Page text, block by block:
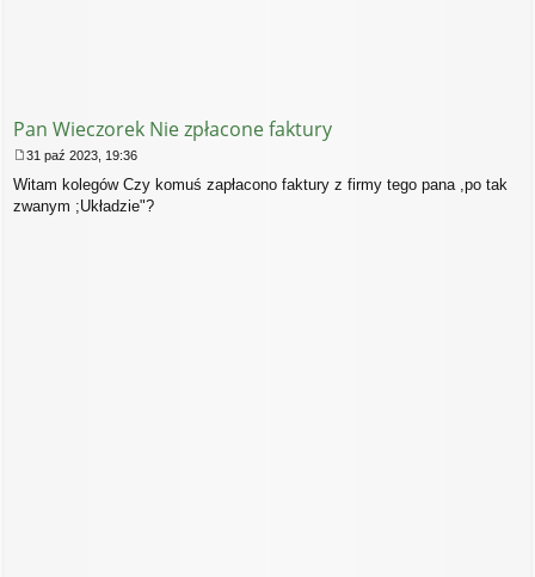
Pan Wieczorek Nie zpłacone faktury
o
s
31 paź 2023, 19:36
Witam kolegów Czy komuś zapłacono faktury z firmy tego pana ,po tak
zwanym ;Układzie"?